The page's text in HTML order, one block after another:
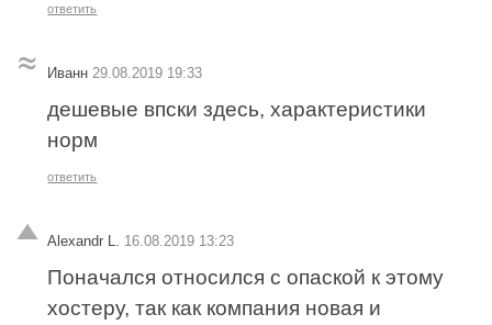
ответить
Иванн 29.08.2019 19:33
дешевые впски здесь, характеристики
норм
ответить
Alexandr L. 16.08.2019 13:23
Поначался относился с опаской к этому
хостеру, так как компания новая и